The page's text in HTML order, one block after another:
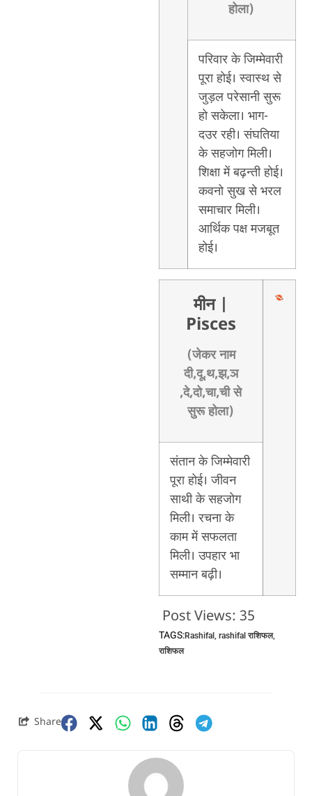
होला)
परिवार के जिम्मेवारी
पूरा होई। स्वास्थ से
जुड़ल परेसानी सुरू
हो सकेला। भाग-
दउर रही। संघतिया
के सहजोग मिली।
शिक्षा में बढ़न्ती होई।
कवनो सुख से भरल
समाचार मिली।
आर्थिक पक्ष मजबूत
होई।
मीन
Pisces
(जेकर नाम
दी,दू,थ,झ,ञ
,दे,दो,चा,ची से
सुरू होला)
संतान के जिम्मेवारी
पूरा होई। जीवन
साथी के सहजोग
मिली। रचना के
काम में सफलता
मिली। उपहार भा
सम्मान बढ़ी।
Post Views: 35
TAGS:Rashifal , rashifal राशिफल,
राशिफल
Share